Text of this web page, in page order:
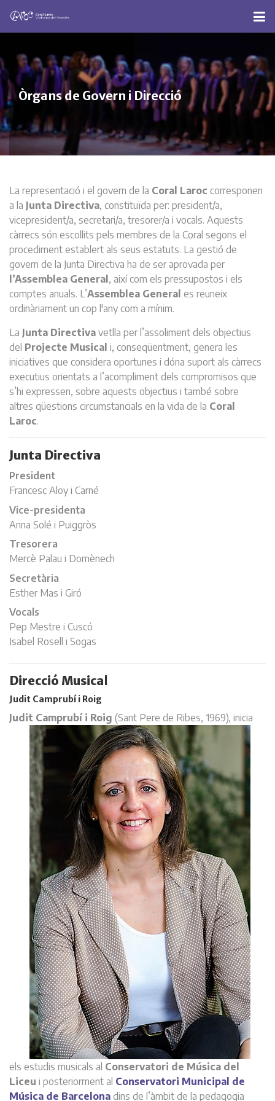
Òrgans de Govern i Direcció
La representació i el govern de la Coral Laroc corresponen
a la Junta Directiva, constituïda per: president/a,
vicepresident/a, secretari/a, tresorer/a i vocals. Aquests
càrrecs són escollits pels membres de la Coral segons el
procediment establert als seus estatuts. La gestió de
govern de la Junta Directiva ha de ser aprovada per
l’Assemblea General, així com els pressupostos i els
comptes anuals. L’Assemblea General es reuneix
ordinàriament un cop l'any com a mínim.
La Junta Directiva vetlla per l’assoliment dels objectius
del Projecte Musical i, conseqüentment, genera les
iniciatives que considera oportunes i dóna suport als càrrecs
executius orientats a l’acompliment dels compromisos que
s’hi expressen, sobre aquests objectius i també sobre
altres qüestions circumstancials en la vida de la Coral
Laroc.
Junta Directiva
President
Francesc Aloy i Carné
Vice-presidenta
Anna Solé i Puiggròs
Tresorera
Mercè Palau i Domènech
Secretària
Esther Mas i Giró
Vocals
Pep Mestre i Cuscó
Isabel Rosell i Sogas
Direcció Musica
Judit Camprubí i Roig
Judit Camprubí i Roig (Sant Pere de Ribes, 1969), inicia
els estudis musicals al Conservatori de Música del
Liceu i posteriorment al Conservatori Municipal de
Música de Barcelona dins de l’àmbit de la pedagogia